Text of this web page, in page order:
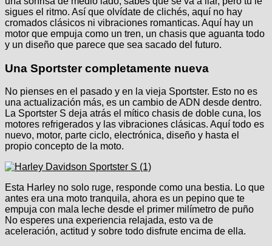
sigues el ritmo. Así que olvídate de clichés, aquí no hay
cromados clásicos ni vibraciones romanticas. Aquí hay un
motor que empuja como un tren, un chasis que aguanta todo
y un diseño que parece que sea sacado del futuro.
Una Sportster completamente nueva
No pienses en el pasado y en la vieja Sportster. Esto no es
una actualización más, es un cambio de ADN desde dentro.
La Sportster S deja atrás el mítico chasis de doble cuna, los
motores refrigerados y las vibraciones clásicas. Aquí todo es
nuevo, motor, parte ciclo, electrónica, diseño y hasta el
propio concepto de la moto.
Esta Harley no solo ruge, responde como una bestia. Lo que
antes era una moto tranquila, ahora es un pepino que te
empuja con mala leche desde el primer milímetro de puño
No esperes una experiencia relajada, esto va de
aceleración, actitud y sobre todo disfrute encima de ella.